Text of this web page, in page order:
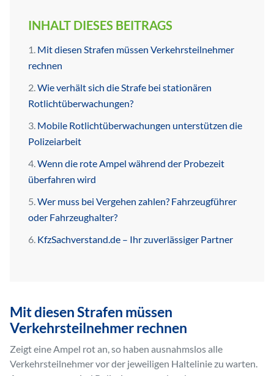
INHALT DIESES BEITRAGS
Mit diesen Strafen müssen Verkehrsteilnehmer
rechnen
Wie verhält sich die Strafe bei stationären
Rotlichtüberwachungen?
Mobile Rotlichtüberwachungen unterstützen die
Polizeiarbeit
Wenn die rote Ampel während der Probezeit
überfahren wird
Wer muss bei Vergehen zahlen? Fahrzeugführer
oder Fahrzeughalter?
KfzSachverstand.de – Ihr zuverlässiger Partner
Mit diesen Strafen müssen
Verkehrsteilnehmer rechnen
Zeigt eine Ampel rot an, so haben ausnahmslos alle
Verkehrsteilnehmer vor der jeweiligen Haltelinie zu warten.